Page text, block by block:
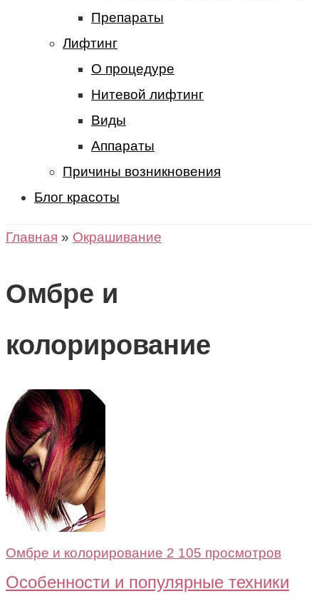
Препараты
Лифтинг
О процедуре
Нитевой лифтинг
Виды
Аппараты
Причины возникновения
Блог красоты
Главная » Окрашивание
Омбре и
колорирование
Омбре и колорирование 2 105 просмотров
Особенности и популярные техники